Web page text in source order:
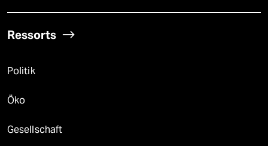
Ressorts
Politik
Öko
Gesellschaft